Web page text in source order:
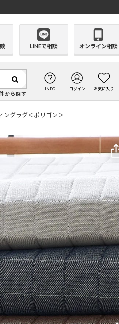
LINEで相談 オンライン相談
から探す
INFO ログイン お気に入り
ングラグ＜ポリゴン＞